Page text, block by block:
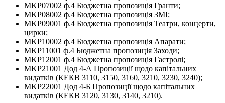
MKP07002 ф.4 Бюджетна пропозиція Гранти;
MKP08002 ф.4 Бюджетна пропозиція ЗМІ;
MKP09001 ф.4 Бюджетна пропозиція Театри, концерти,
цирки;
MKP10002 ф.4 Бюджетна пропозиція Апарати;
MKP11001 ф.4 Бюджетна пропозиція Заходи;
MKP12001 ф.4 Бюджетна пропозиція Гастролі;
MKP21001 Дод 4-А Пропозиції щодо капітальних
видатків (КЕКВ 3110, 3150, 3160, 3210, 3230, 3240);
MKP22001 Дод 4-Б Пропозиції щодо капітальних
видатків (КЕКВ 3120, 3130, 3140, 3210).